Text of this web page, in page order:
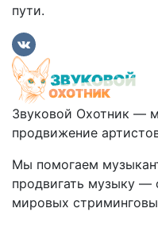
пути.
Звуковой Охотник —
продвижение
Мы помогаем
продвигать музыку —
мировых